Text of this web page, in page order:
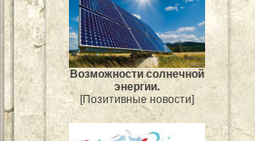
Возможности солнечной
энергии.
[Позитивные новости]